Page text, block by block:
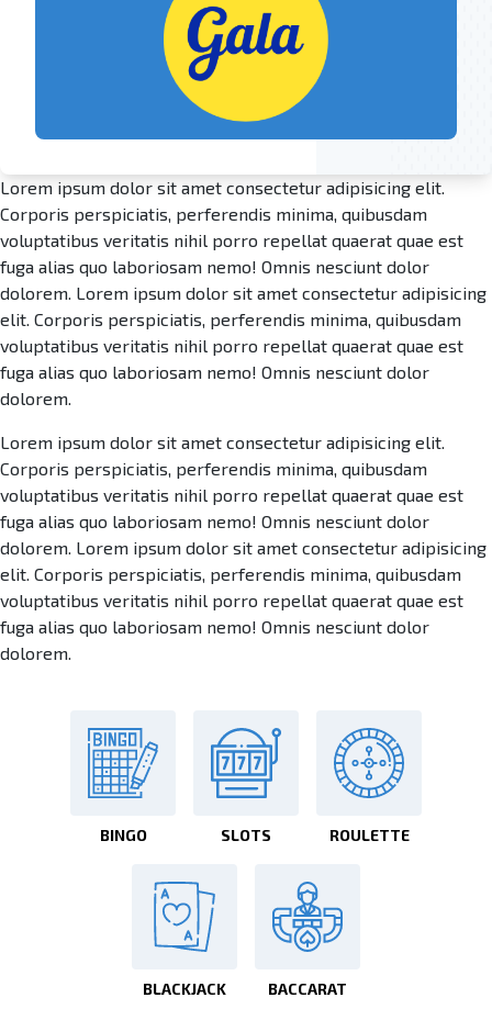
Lorem ipsum dolor sit amet consectetur adipisicing elit.
Corporis perspiciatis, perferendis minima, quibusdam
voluptatibus veritatis nihil porro repellat quaerat quae est
fuga alias quo laboriosam nemo! Omnis nesciunt dolor
dolorem. Lorem ipsum dolor sit amet consectetur adipisicing
elit. Corporis perspiciatis, perferendis minima, quibusdam
voluptatibus veritatis nihil porro repellat quaerat quae est
fuga alias quo laboriosam nemo! Omnis nesciunt dolor
dolorem.
Lorem ipsum dolor sit amet consectetur adipisicing elit.
Corporis perspiciatis, perferendis minima, quibusdam
voluptatibus veritatis nihil porro repellat quaerat quae est
fuga alias quo laboriosam nemo! Omnis nesciunt dolor
dolorem. Lorem ipsum dolor sit amet consectetur adipisicing
elit. Corporis perspiciatis, perferendis minima, quibusdam
voluptatibus veritatis nihil porro repellat quaerat quae est
fuga alias quo laboriosam nemo! Omnis nesciunt dolor
dolorem.
BINGO SLOTS ROULETTE
BLACKJACK BACCARAT